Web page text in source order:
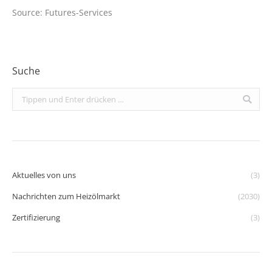
Source: Futures-Services
Suche
Search:
Aktuelles von uns
(3)
Nachrichten zum Heizölmarkt
(2030)
Zertifizierung
(3)